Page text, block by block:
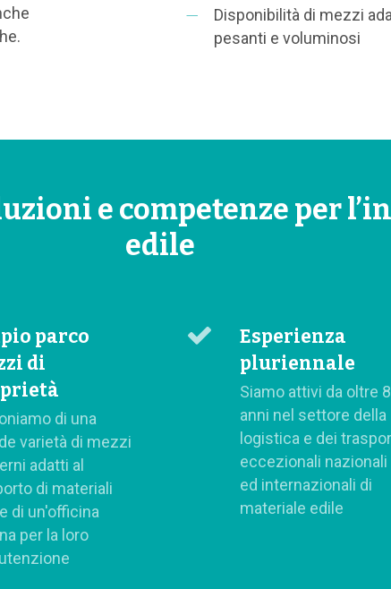
Disponibilità di mezzi
pesanti e voluminosi
e competenze per
edile
parco
di
di una
varietà di mezzi
adatti al
di materiali
di un'officina
per la loro
Esperienza
pluriennale
Siamo attivi da oltre
anni nel settore della
logistica e dei
eccezionali nazionali
ed internazionali di
materiale edile